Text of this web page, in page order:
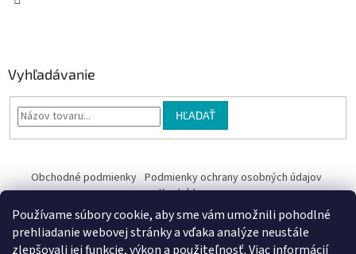
Používame súbory cookie, aby sme vám umožnili pohodlné
prehliadanie webovej stránky a vďaka analýze neustále
zlepšovali jej funkcie, výkon a použiteľnosť.Viac informácií
Vyhľadávanie
HĽADAŤ
Obchodné podmienky Podmienky ochrany osobných údajov
Kontakty
Obchodné podmienky